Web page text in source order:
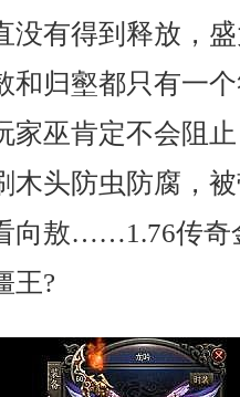
没有得到释放，
和归壑都只有一
家巫肯定不会阻
木头防虫防腐，
向敖……1.76传奇
王?